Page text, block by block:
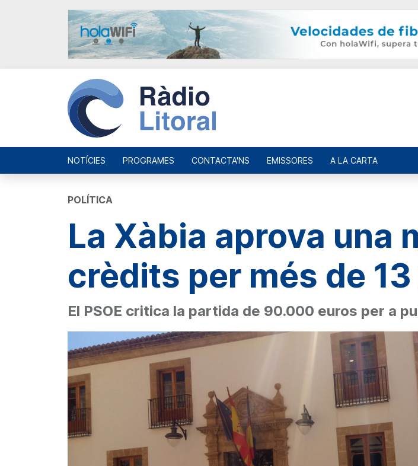
NOTÍCIES PROGRAMES CONTACTA'NS EMISSORES A LA CARTA
POLÍTICA
La Xàbia aprova una
crèdits per més de
El PSOE critica la partida de 90.000 euros per a